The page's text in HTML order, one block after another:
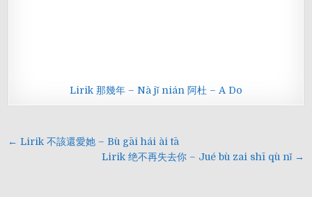
Lirik 那幾年 – Nà jǐ nián 阿杜 – A Do
Navigasi
← Lirik 不該還愛她 – Bù gāi hái ài tā
Lirik 绝不再失去你 – Jué bù zai shī qù nǐ →